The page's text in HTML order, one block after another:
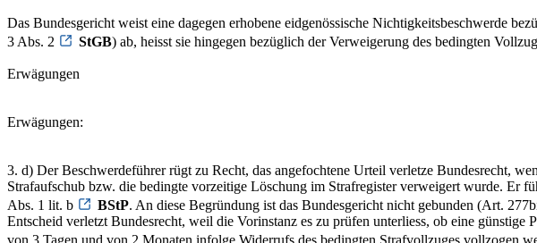
Das Bundesgericht weist eine dagegen erhobene eidgenössische Nichtigkeitsbeschwerde
3 Abs. 2
StGB) ab, heisst sie hingegen bezüglich der Verweigerung des bedingten
Erwägungen
Erwägungen:
3. d) Der Beschwerdeführer rügt zu Recht, das angefochtene Urteil verletze Bundesrecht,
Strafaufschub bzw. die bedingte vorzeitige Löschung im Strafregister verweigert wurde. Er
Abs. 1 lit. b
BStP. An diese Begründung ist das Bundesgericht nicht gebunden (Art.
Entscheid verletzt Bundesrecht, weil die Vorinstanz es zu prüfen unterliess, ob eine